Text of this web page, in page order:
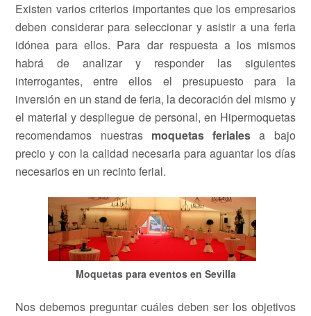
Existen varios criterios importantes que los empresarios
deben considerar para seleccionar y asistir a una feria
idónea para ellos. Para dar respuesta a los mismos
habrá de analizar y responder las siguientes
interrogantes, entre ellos el presupuesto para la
inversión en un stand de feria, la decoración del mismo y
el material y despliegue de personal, en Hipermoquetas
recomendamos nuestras moquetas feriales a bajo
precio y con la calidad necesaria para aguantar los días
necesarios en un recinto ferial.
Moquetas para eventos en Sevilla
Nos debemos preguntar cuáles deben ser los objetivos